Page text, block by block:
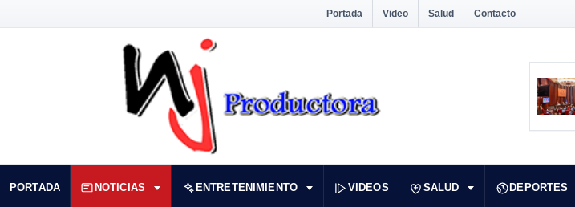
Portada Video Salud Contacto
PORTADA NOTICIAS ENTRETENIMIENTO VIDEOS SALUD DEPORTES